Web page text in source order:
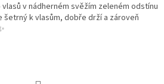
v nádherném svěžím zeleném odstínu
šetrný k vlasům, dobře drží a zároveň